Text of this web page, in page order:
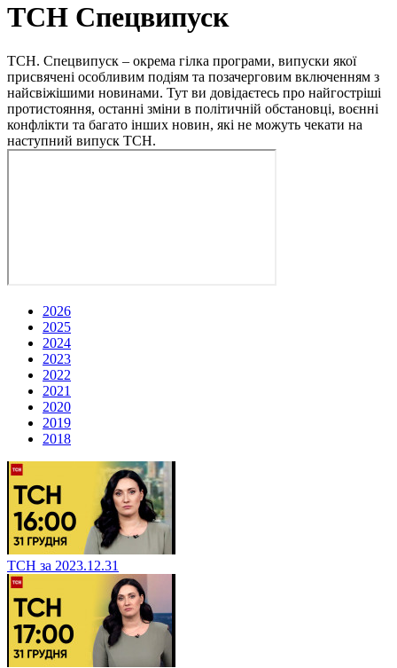
ТСН Спецвипуск
ТСН. Спецвипуск – окрема гілка програми, випуски якої
присвячені особливим подіям та позачерговим включенням з
найсвіжішими новинами. Тут ви довідаєтесь про найгостріші
протистояння, останні зміни в політичній обстановці, воєнні
конфлікти та багато інших новин, які не можуть чекати на
наступний випуск ТСН.
2026
2025
2024
2023
2022
2021
2020
2019
2018
ТСН за 2023.12.31